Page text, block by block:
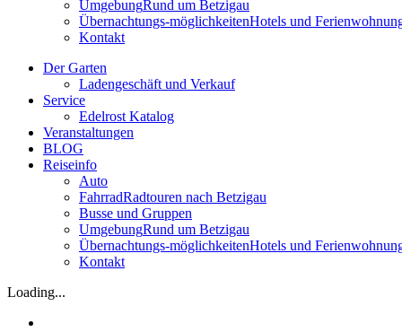
UmgebungRund um Betzigau
Übernachtungs-möglichkeitenHotels und
Kontakt
Der Garten
Ladengeschäft und Verkauf
Service
Edelrost Katalog
Veranstaltungen
BLOG
Reiseinfo
Auto
FahrradRadtouren nach Betzigau
Busse und Gruppen
UmgebungRund um Betzigau
Übernachtungs-möglichkeitenHotels und
Kontakt
Loading...